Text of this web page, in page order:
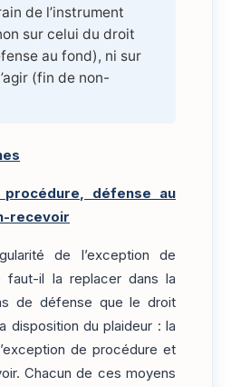
de l’instrument
sur celui du droit
au fond), ni sur
(fin de non-
procédure, défense au
recevoir
de l’exception de
faut-il la replacer dans la
de défense que le droit
disposition du plaideur : la
de procédure et
Chacun de ces moyens